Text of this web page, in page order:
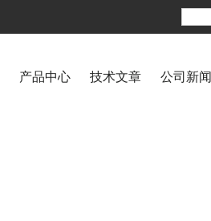
产品中心 技术文章 公司新闻